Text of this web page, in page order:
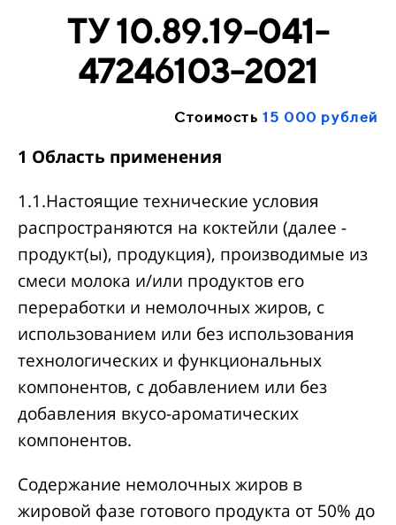
ТУ 10.89.19-041-
47246103-2021
Стоимость15 000 рублей
1 Область применения
1.1.Настоящие технические условия
распространяются на коктейли (далее -
продукт(ы), продукция), производимые из
смеси молока и/или продуктов его
переработки и немолочных жиров, с
использованием или без использования
технологических и функциональных
компонентов, с добавлением или без
добавления вкусо-ароматических
компонентов.
Содержание немолочных жиров в
жировой фазе готового продукта от 50% до